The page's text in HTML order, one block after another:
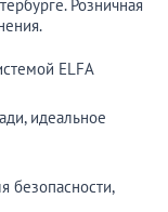
Розничная
ELFA
идеальное